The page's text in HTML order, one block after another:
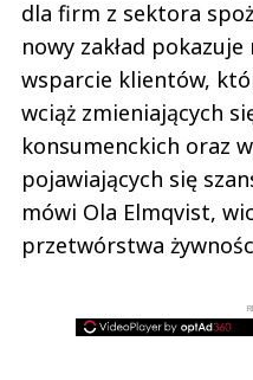
dla firm z sektora
nowy zakład
wsparcie klientów,
wciąż zmieniających
konsumenckich oraz
pojawiających się
mówi Ola Elmqvist,
przetwórstwa